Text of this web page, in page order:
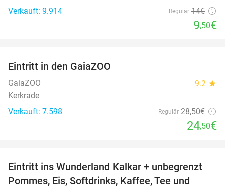
Verkauft: 9.914
Regulär 14€
9,50€
Eintritt in den GaiaZOO
GaiaZOO 9.2 star
Kerkrade
Verkauft: 7.598
Regulär 28,50€
24,50€
32%
Eintritt ins Wunderland Kalkar + unbegrenzt
Pommes, Eis, Softdrinks, Kaffee, Tee und